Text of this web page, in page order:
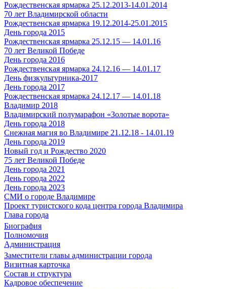
Рождественская ярмарка 25.12.2013-14.01.2014
70 лет Владимирской области
Рождественская ярмарка 19.12.2014-25.01.2015
День города 2015
Рождественская ярмарка 25.12.15 — 14.01.16
70 лет Великой Победе
День города 2016
Рождественская ярмарка 24.12.16 — 14.01.17
День физкультурника-2017
День города 2017
Рождественская ярмарка 24.12.17 — 14.01.18
Владимир 2018
Владимирский полумарафон «Золотые ворота»
День города 2018
Снежная магия во Владимире 21.12.18 - 14.01.19
День города 2019
Новый год и Рождество 2020
75 лет Великой Победе
День города 2021
День города 2022
День города 2023
СМИ о городе Владимире
Проект туристского кода центра города Владимира
Глава города
Биография
Полномочия
Администрация
Заместители главы администрации города
Визитная карточка
Состав и структура
Кадровое обеспечение